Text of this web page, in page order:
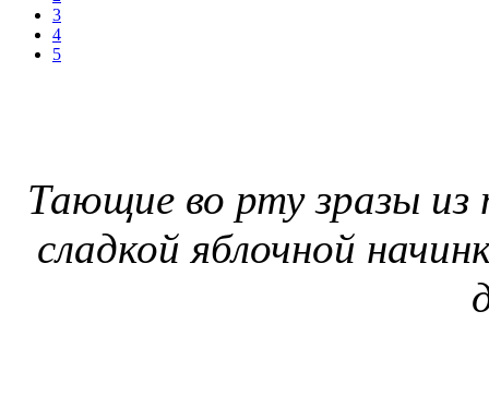
3
4
5
Тающие во рту зразы из
сладкой яблочной